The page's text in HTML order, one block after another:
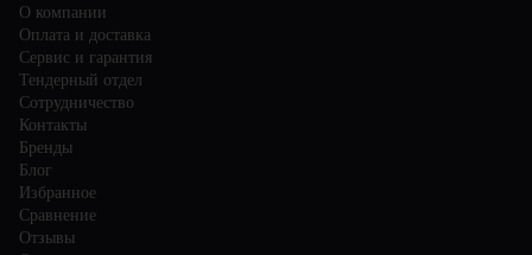
О компании
Оплата и доставка
Сервис и гарантия
Тендерный отдел
Сотрудничество
Контакты
Бренды
Блог
Избранное
Сравнение
Отзывы